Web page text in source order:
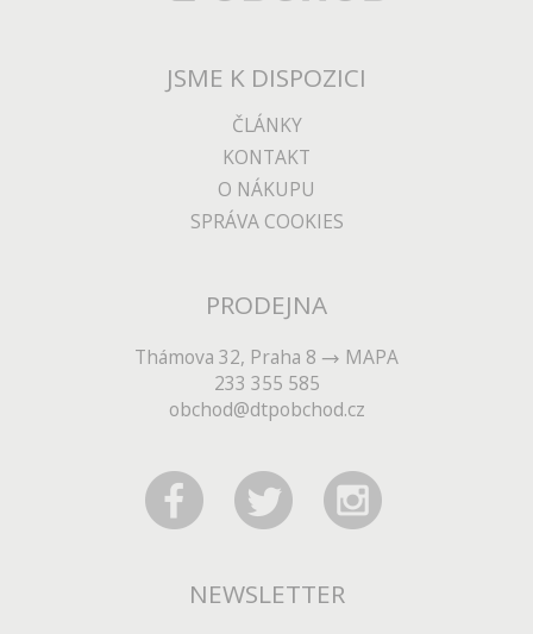
JSME K DISPOZICI
ČLÁNKY
KONTAKT
O NÁKUPU
SPRÁVA COOKIES
PRODEJNA
Thámova 32, Praha 8
MAPA
233 355 585
obchod@dtpobchod.cz
NEWSLETTER